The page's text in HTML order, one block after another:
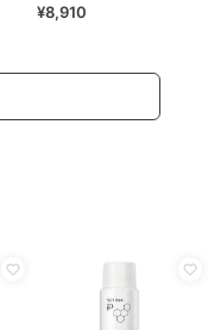
部外品）
¥8,910